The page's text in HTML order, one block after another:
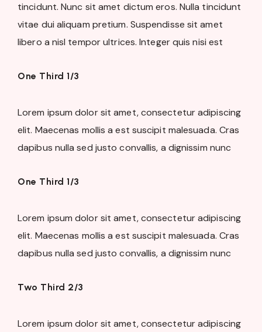
tincidunt. Nunc sit amet dictum eros. Nulla tincidunt
vitae dui aliquam pretium. Suspendisse sit amet
libero a nisl tempor ultrices. Integer quis nisi est
One Third 1/3
Lorem ipsum dolor sit amet, consectetur adipiscing
elit. Maecenas mollis a est suscipit malesuada. Cras
dapibus nulla sed justo convallis, a dignissim nunc
One Third 1/3
Lorem ipsum dolor sit amet, consectetur adipiscing
elit. Maecenas mollis a est suscipit malesuada. Cras
dapibus nulla sed justo convallis, a dignissim nunc
Two Third 2/3
Lorem ipsum dolor sit amet, consectetur adipiscing